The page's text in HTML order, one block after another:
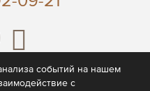
событий на нашем
с